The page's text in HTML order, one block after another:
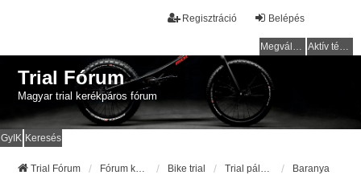
Belépés
Regisztráció
Megválaszolatlan témák Aktív témák
Trial Fórum
Magyar trial kerékpáros fórum
GyIK Keresés
Trial Fórum Bike trial Baranya